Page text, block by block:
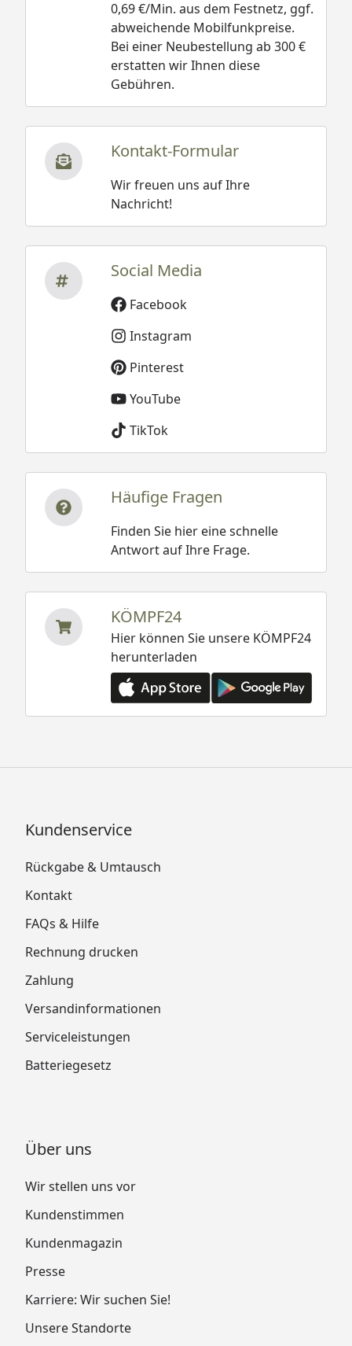
0,69 €/Min. aus dem Festnetz, ggf.
abweichende Mobilfunkpreise.
Bei einer Neubestellung ab 300 €
erstatten wir Ihnen diese
Gebühren.
Kontakt-Formular
Wir freuen uns auf Ihre
Nachricht!
Social Media
Facebook
Instagram
Pinterest
YouTube
TikTok
Häufige Fragen
Finden Sie hier eine schnelle
Antwort auf Ihre Frage.
KÖMPF24
Hier können Sie unsere KÖMPF24
herunterladen
Kundenservice
Rückgabe & Umtausch
Kontakt
FAQs & Hilfe
Rechnung drucken
Zahlung
Versandinformationen
Serviceleistungen
Batteriegesetz
Über uns
Wir stellen uns vor
Kundenstimmen
Kundenmagazin
Presse
Karriere: Wir suchen Sie!
Unsere Standorte